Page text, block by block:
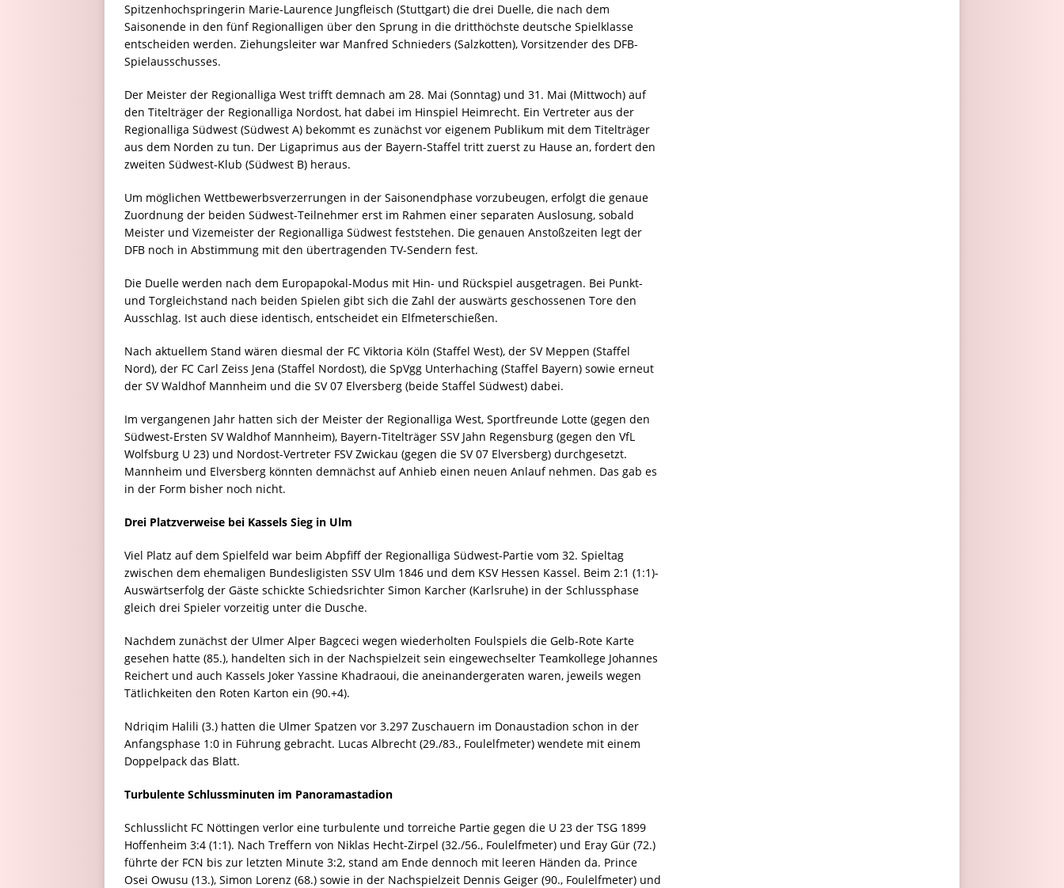
Spitzenhochspringerin Marie-Laurence Jungfleisch (Stuttgart) die drei Duelle, die nach dem
Saisonende in den fünf Regionalligen über den Sprung in die dritthöchste deutsche Spielklasse
entscheiden werden. Ziehungsleiter war Manfred Schnieders (Salzkotten), Vorsitzender des DFB-
Spielausschusses.
Der Meister der Regionalliga West trifft demnach am 28. Mai (Sonntag) und 31. Mai (Mittwoch) auf
den Titelträger der Regionalliga Nordost, hat dabei im Hinspiel Heimrecht. Ein Vertreter aus der
Regionalliga Südwest (Südwest A) bekommt es zunächst vor eigenem Publikum mit dem Titelträger
aus dem Norden zu tun. Der Ligaprimus aus der Bayern-Staffel tritt zuerst zu Hause an, fordert den
zweiten Südwest-Klub (Südwest B) heraus.
Um möglichen Wettbewerbsverzerrungen in der Saisonendphase vorzubeugen, erfolgt die genaue
Zuordnung der beiden Südwest-Teilnehmer erst im Rahmen einer separaten Auslosung, sobald
Meister und Vizemeister der Regionalliga Südwest feststehen. Die genauen Anstoßzeiten legt der
DFB noch in Abstimmung mit den übertragenden TV-Sendern fest.
Die Duelle werden nach dem Europapokal-Modus mit Hin- und Rückspiel ausgetragen. Bei Punkt-
und Torgleichstand nach beiden Spielen gibt sich die Zahl der auswärts geschossenen Tore den
Ausschlag. Ist auch diese identisch, entscheidet ein Elfmeterschießen.
Nach aktuellem Stand wären diesmal der FC Viktoria Köln (Staffel West), der SV Meppen (Staffel
Nord), der FC Carl Zeiss Jena (Staffel Nordost), die SpVgg Unterhaching (Staffel Bayern) sowie erneut
der SV Waldhof Mannheim und die SV 07 Elversberg (beide Staffel Südwest) dabei.
Im vergangenen Jahr hatten sich der Meister der Regionalliga West, Sportfreunde Lotte (gegen den
Südwest-Ersten SV Waldhof Mannheim), Bayern-Titelträger SSV Jahn Regensburg (gegen den VfL
Wolfsburg U 23) und Nordost-Vertreter FSV Zwickau (gegen die SV 07 Elversberg) durchgesetzt.
Mannheim und Elversberg könnten demnächst auf Anhieb einen neuen Anlauf nehmen. Das gab es
in der Form bisher noch nicht.
Drei Platzverweise bei Kassels Sieg in Ulm
Viel Platz auf dem Spielfeld war beim Abpfiff der Regionalliga Südwest-Partie vom 32. Spieltag
zwischen dem ehemaligen Bundesligisten SSV Ulm 1846 und dem KSV Hessen Kassel. Beim 2:1 (1:1)-
Auswärtserfolg der Gäste schickte Schiedsrichter Simon Karcher (Karlsruhe) in der Schlussphase
gleich drei Spieler vorzeitig unter die Dusche.
Nachdem zunächst der Ulmer Alper Bagceci wegen wiederholten Foulspiels die Gelb-Rote Karte
gesehen hatte (85.), handelten sich in der Nachspielzeit sein eingewechselter Teamkollege Johannes
Reichert und auch Kassels Joker Yassine Khadraoui, die aneinandergeraten waren, jeweils wegen
Tätlichkeiten den Roten Karton ein (90.+4).
Ndriqim Halili (3.) hatten die Ulmer Spatzen vor 3.297 Zuschauern im Donaustadion schon in der
Anfangsphase 1:0 in Führung gebracht. Lucas Albrecht (29./83., Foulelfmeter) wendete mit einem
Doppelpack das Blatt.
Turbulente Schlussminuten im Panoramastadion
Schlusslicht FC Nöttingen verlor eine turbulente und torreiche Partie gegen die U 23 der TSG 1899
Hoffenheim 3:4 (1:1). Nach Treffern von Niklas Hecht-Zirpel (32./56., Foulelfmeter) und Eray Gür (72.)
führte der FCN bis zur letzten Minute 3:2, stand am Ende dennoch mit leeren Händen da. Prince
Osei Owusu (13.), Simon Lorenz (68.) sowie in der Nachspielzeit Dennis Geiger (90., Foulelfmeter) und